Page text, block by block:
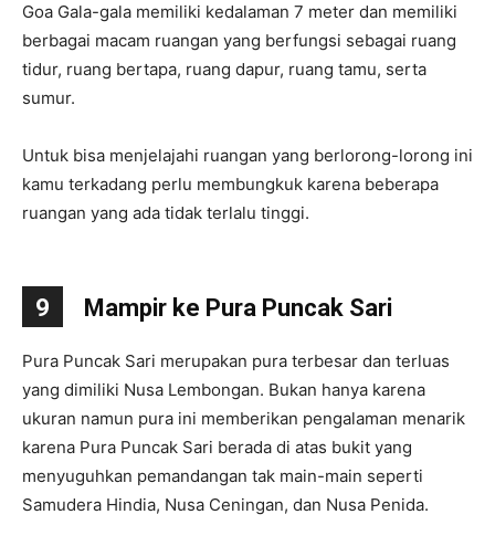
Goa Gala-gala memiliki kedalaman 7 meter dan memiliki
berbagai macam ruangan yang berfungsi sebagai ruang
tidur, ruang bertapa, ruang dapur, ruang tamu, serta
sumur.
Untuk bisa menjelajahi ruangan yang berlorong-lorong ini
kamu terkadang perlu membungkuk karena beberapa
ruangan yang ada tidak terlalu tinggi.
9 Mampir ke Pura Puncak Sari
Pura Puncak Sari merupakan pura terbesar dan terluas
yang dimiliki Nusa Lembongan. Bukan hanya karena
ukuran namun pura ini memberikan pengalaman menarik
karena Pura Puncak Sari berada di atas bukit yang
menyuguhkan pemandangan tak main-main seperti
Samudera Hindia, Nusa Ceningan, dan Nusa Penida.